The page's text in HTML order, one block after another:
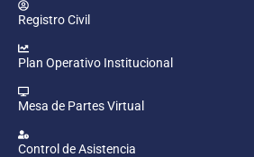
Registro Civil
Plan Operativo Institucional
Mesa de Partes Virtual
Control de Asistencia